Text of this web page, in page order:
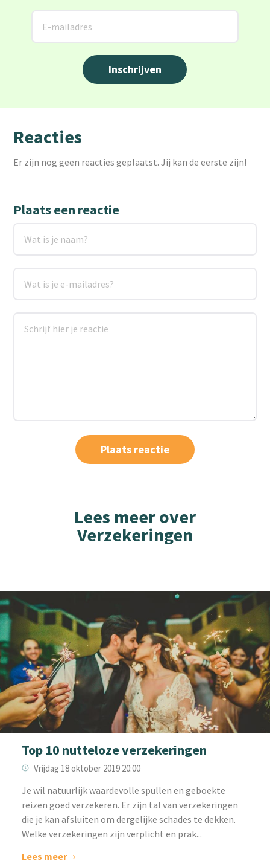
Reacties
Er zijn nog geen reacties geplaatst. Jij kan de eerste zijn!
Plaats een reactie
Lees meer over
Verzekeringen
Top 10 nutteloze verzekeringen
Vrijdag 18 oktober 2019 20:00
Je wil natuurlijk waardevolle spullen en geboekte
reizen goed verzekeren. Er zijn tal van verzekeringen
die je kan afsluiten om dergelijke schades te dekken.
Welke verzekeringen zijn verplicht en prak...
Lees meer